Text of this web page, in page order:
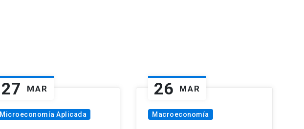
27 MAR
Microeconomía Aplicada
26 MAR
Macroeconomía